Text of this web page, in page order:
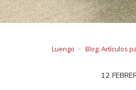
Luengo Blog. Artículos
12